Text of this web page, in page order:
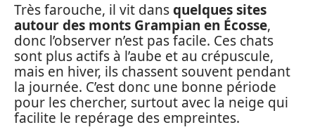
Très farouche, il vit dansquelques sites
autour des monts Grampian en Écosse,
donc l’observer n’est pas facile. Ces chats
sont plus actifs à l’aube et au crépuscule,
mais en hiver, ils chassent souvent pendant
la journée. C’est donc une bonne période
pour les chercher, surtout avec la neige qui
facilite le repérage des empreintes.